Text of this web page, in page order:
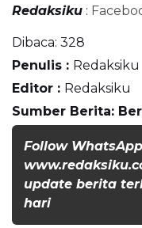
Redaksiku :
Dibaca: 328
Penulis : Redaksiku
Editor : Redaksiku
Sumber Berita:
Follow
update berita
hari